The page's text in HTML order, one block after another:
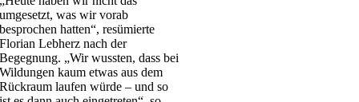
umgesetzt, was wir vorab
besprochen hatten“, resümierte
Florian Lebherz nach der
Begegnung. „Wir wussten, dass bei
Wildungen kaum etwas aus dem
Rückraum laufen würde – und so